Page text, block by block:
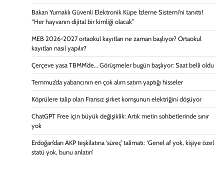
Bakan Yumaklı Güvenli Elektronik Küpe İzleme Sistemi’ni tanıttı!
“Her hayvanın dijital bir kimliği olacak”
MEB 2026-2027 ortaokul kayıtları ne zaman başlıyor? Ortaokul
kayıtları nasıl yapılır?
Çerçeve yasa TBMM’de… Görüşmeler bugün başlıyor: Saat belli oldu
Temmuz’da yabancının en çok alım satım yaptığı hisseler
Köprülere talip olan Fransız şirket komşunun elektriğini döşüyor
ChatGPT Free için büyük değişiklik: Artık metin sohbetlerinde sınır
yok
Erdoğan’dan AKP teşkilatına ‘süreç’ talimatı: ‘Genel af yok, kişiye özel
statü yok, bunu anlatın’